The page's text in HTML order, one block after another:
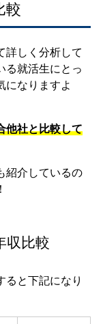
較
詳しく分析して
る就活生にとっ
になりますよ
他社と比較して
紹介しているの
収比較
ると下記になり